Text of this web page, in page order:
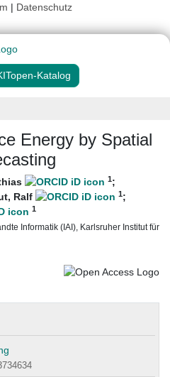
| Datenschutz
Katalog
Energy by Spatial
1;
Ralf 1;
1
Informatik (IAI), Karlsruher Institut für